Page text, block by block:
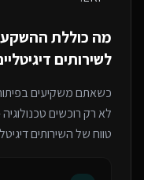
מה כוללת
לשירותים
כשאתם משקיעים
לא רק רוכשים
טווח של השירותים